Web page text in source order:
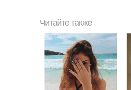
Читайте также